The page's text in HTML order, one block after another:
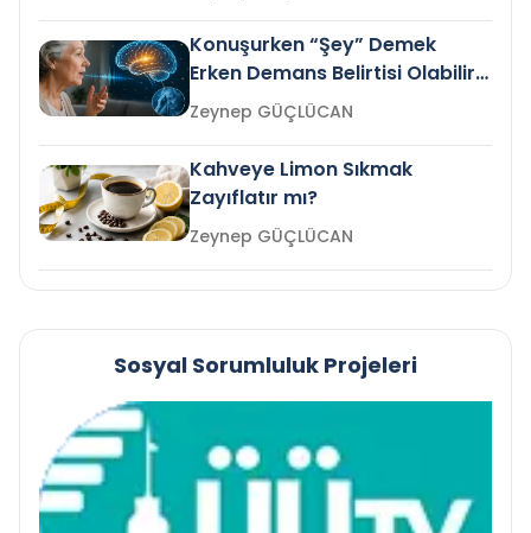
Konuşurken “Şey” Demek
Erken Demans Belirtisi Olabilir
mi?
Zeynep GÜÇLÜCAN
Kahveye Limon Sıkmak
Zayıflatır mı?
Zeynep GÜÇLÜCAN
Sosyal Sorumluluk Projeleri